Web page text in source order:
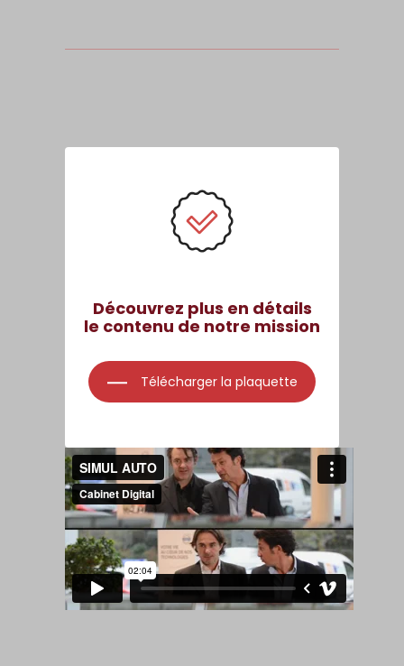
Découvrez plus en détails
le contenu de notre mission
Télécharger la plaquette